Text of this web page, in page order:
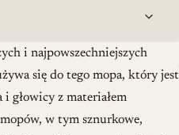
i najpowszechniejszych
się do tego mopa, który jest
i głowicy z materiałem
w tym sznurkowe,